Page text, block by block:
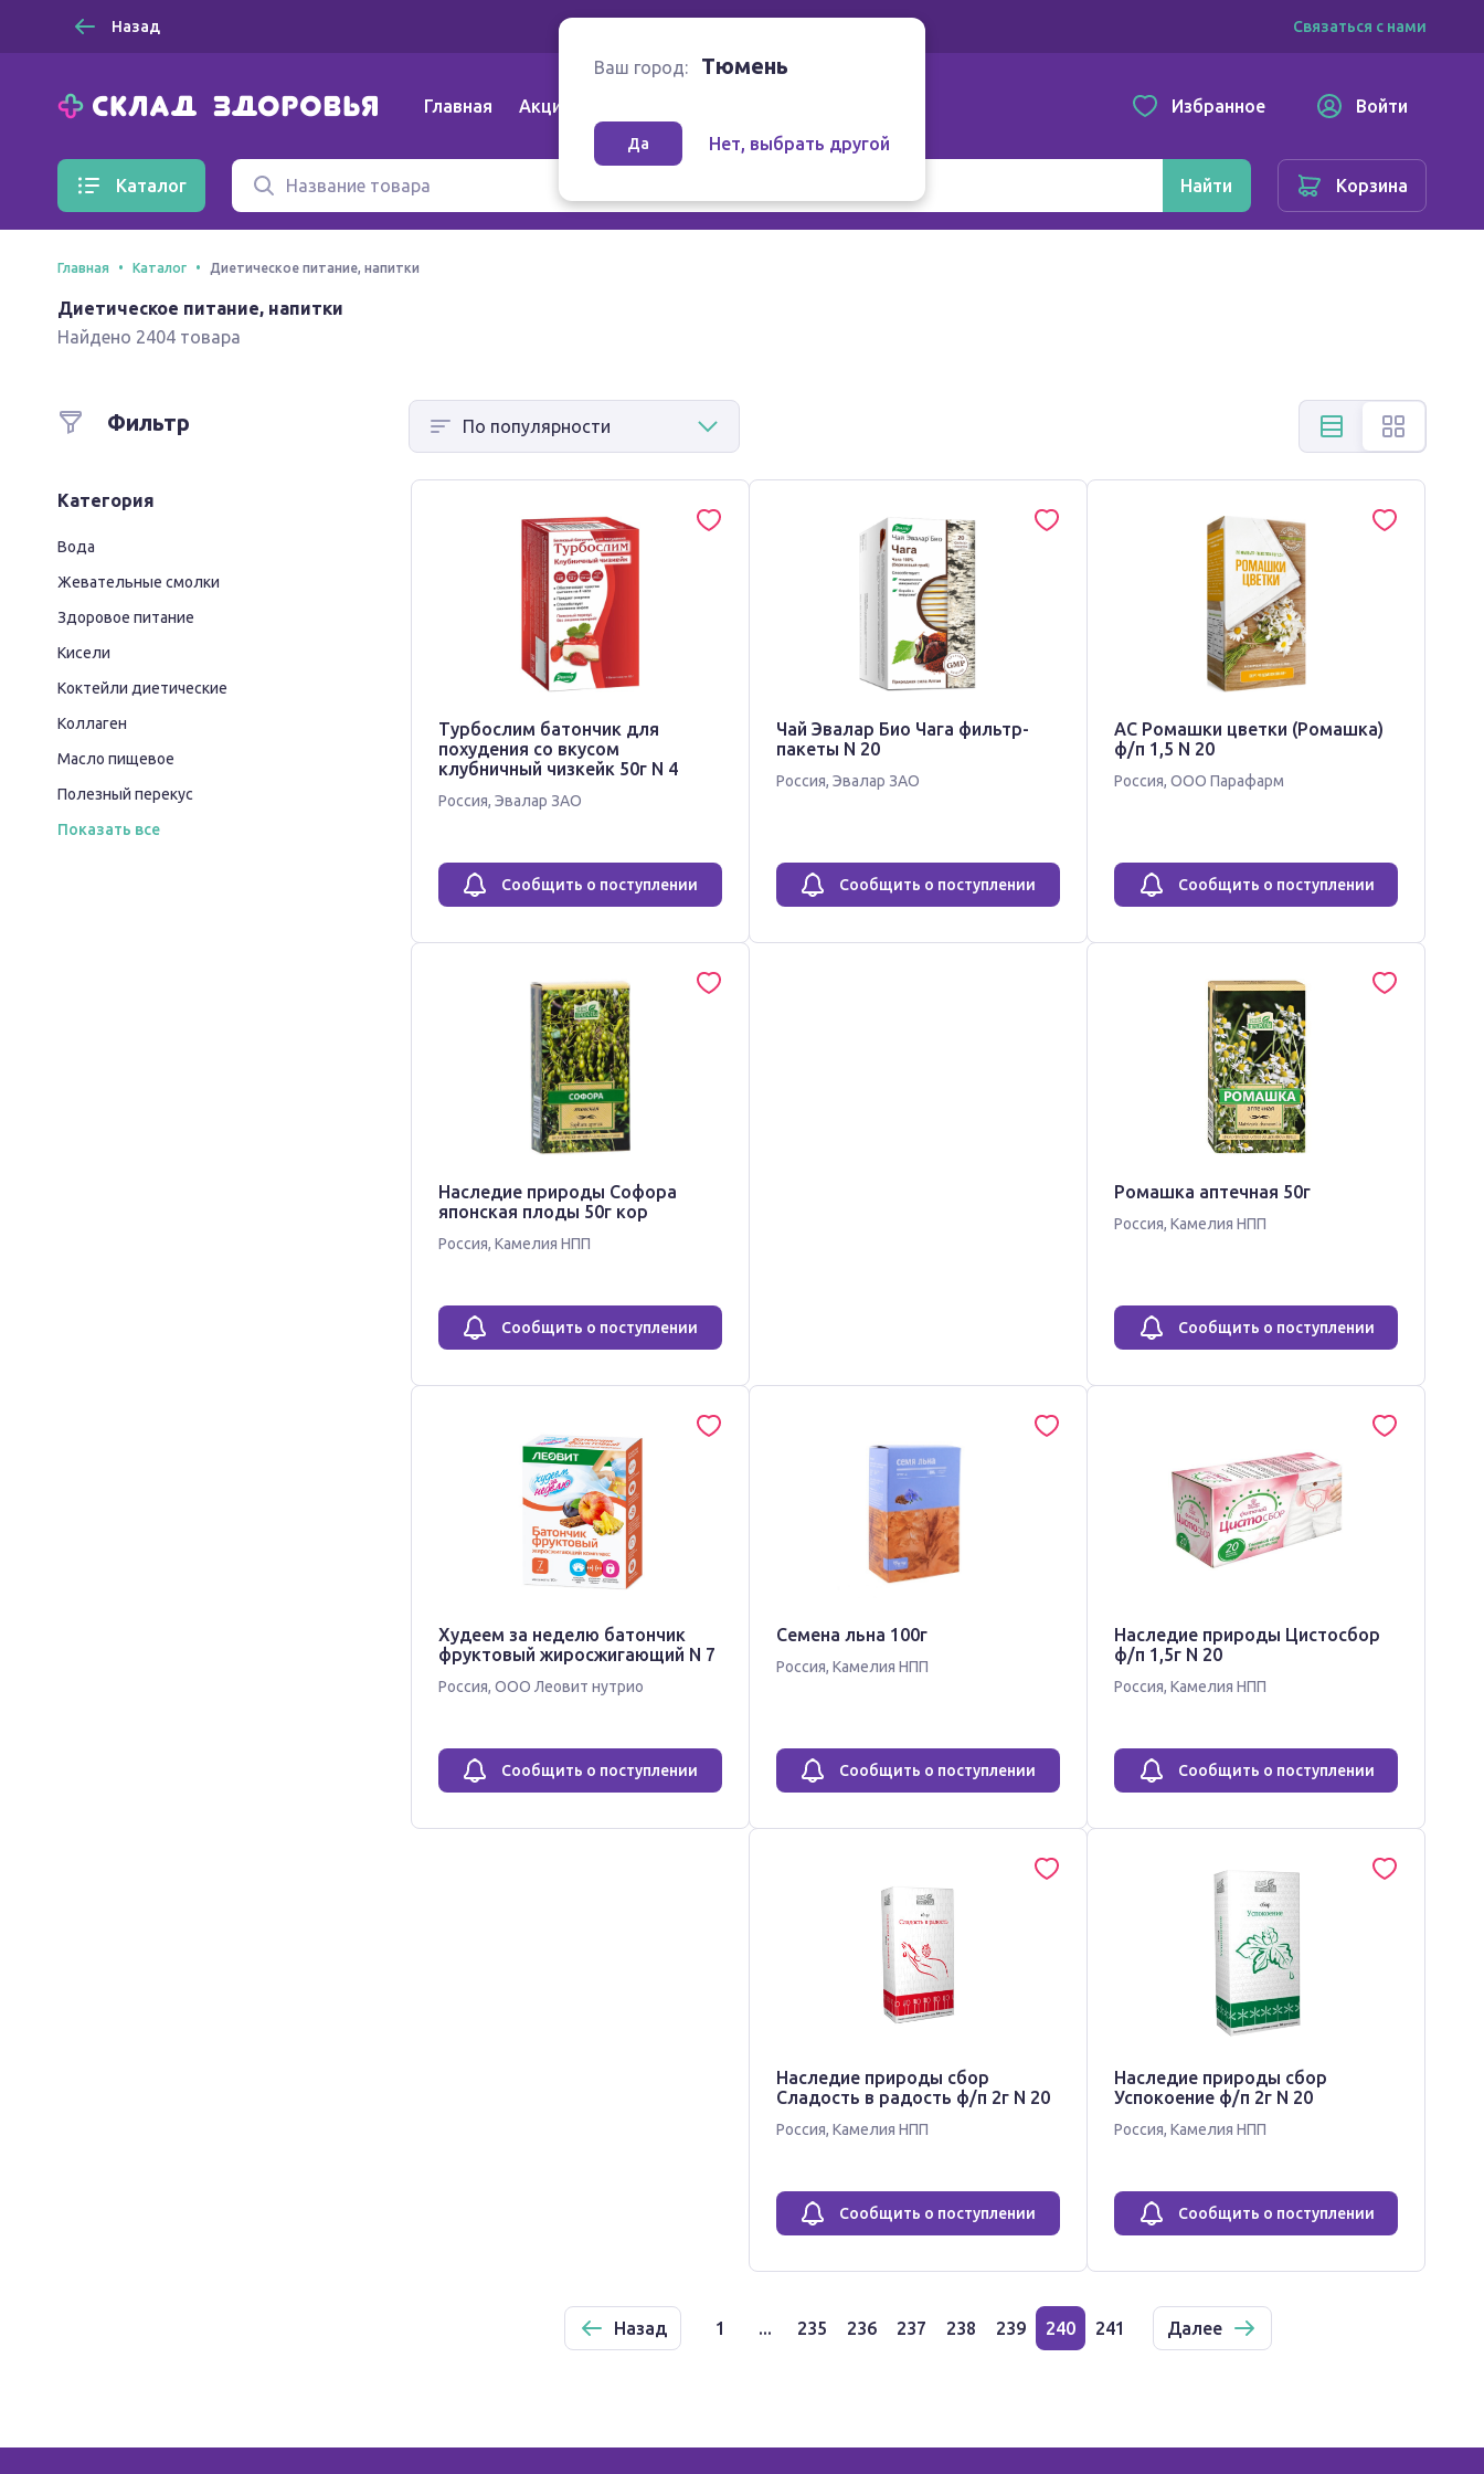
Назад Связаться с нами
Главная Акции Избранное Войти
Каталог Найти Корзина
Ваш город: Тюмень
Да Нет, выбрать другой
Главная Каталог Диетическое питание, напитки
Диетическое питание, напитки
Найдено 2404 товара
Фильтр
Категория
Вода
Жевательные смолки
Здоровое питание
Кисели
Коктейли диетические
Коллаген
Масло пищевое
Полезный перекус
Показать все
Турбослим батончик для
похудения со вкусом
клубничный чизкейк 50г N 4
Россия, Эвалар ЗАО
Сообщить о поступлении
Чай Эвалар Био Чага фильтр-
пакеты N 20
Россия, Эвалар ЗАО
Сообщить о поступлении
АС Ромашки цветки (Ромашка)
ф/п 1,5 N 20
Россия,ООО Парафарм
Сообщить о поступлении
Наследие природы Софора
японская плоды 50г кор
Россия, Камелия НПП
Сообщить о поступлении
Ромашка аптечная 50г
Россия,Камелия НПП
Сообщить о поступлении
Худеем за неделю батончик
фруктовый жиросжигающий N 7
Россия, ООО Леовит нутрио
Сообщить о поступлении
Семена льна 100г
Россия, Камелия НПП
Сообщить о поступлении
Наследие природы Цистосбор
ф/п 1,5г N 20
Россия,Камелия НПП
Сообщить о поступлении
Наследие природы сбор
Сладость в радость ф/п 2г N 20
Россия, Камелия НПП
Сообщить о поступлении
Наследие природы сбор
Успокоение ф/п 2г N 20
Россия,Камелия НПП
Сообщить о поступлении
Назад 1 ... 235 236 237 238 239 240 241 Далее